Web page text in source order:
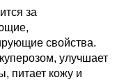
за
свойства.
улучшает
питает кожу и